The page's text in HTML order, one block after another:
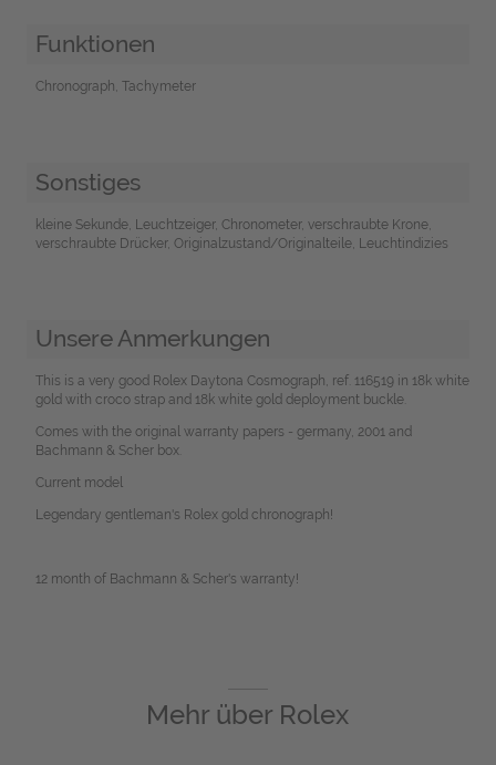
Funktionen
Chronograph, Tachymeter
Sonstiges
kleine Sekunde, Leuchtzeiger, Chronometer, verschraubte Krone,
verschraubte Drücker, Originalzustand/Originalteile, Leuchtindizies
Unsere Anmerkungen
This is a very good Rolex Daytona Cosmograph, ref. 116519 in 18k white
gold with croco strap and 18k white gold deployment buckle.
Comes with the original warranty papers - germany, 2001 and
Bachmann & Scher box.
Current model
Legendary gentleman's Rolex gold chronograph!
12 month of Bachmann & Scher's warranty!
Mehr über Rolex